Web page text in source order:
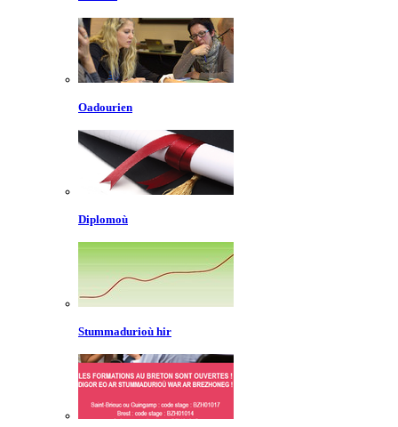
Oadourien
Diplomoù
Stummadurioù hir